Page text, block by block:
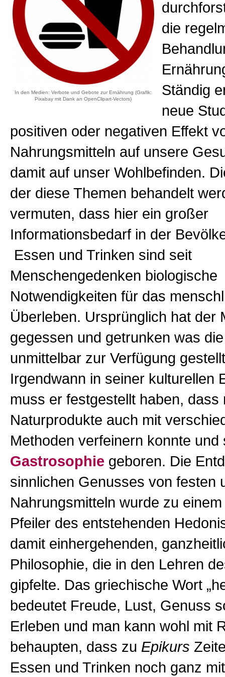
In den Medien: Verbote und Gebote zur Ernährung (Grafik:
Pixabay mit Dank an OpenClipart-Vectors)
die
Ständig
neue
positiven oder negativen Effekt
Nahrungsmitteln auf unsere
damit auf unser Wohlbefinden.
der diese Themen behandelt
vermuten, dass hier ein großer
Informationsbedarf in der
Essen und Trinken sind seit
Menschengedenken biologische
Notwendigkeiten für das
Überleben. Ursprünglich hat der
gegessen und getrunken was
unmittelbar zur Verfügung
Irgendwann in seiner kulturellen
muss er festgestellt haben, dass
Naturprodukte auch mit
Methoden verfeinern konnte und
Gastrosophie geboren. Die
sinnlichen Genusses von festen
Nahrungsmitteln wurde zu
Pfeiler des entstehenden
damit einhergehenden,
Philosophie, die in den Lehren
gipfelte. Das griechische Wort
bedeutet Freude, Lust, Genuss
Erleben und man kann wohl mit
behaupten, dass zu Epikurs
Essen und Trinken noch ganz